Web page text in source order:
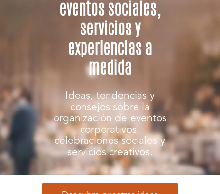
eventos sociales,
servicios y
experiencias a
medida
Ideas, tendencias y
consejos sobre la
organización de eventos
corporativos,
celebraciones sociales y
servicios creativos.